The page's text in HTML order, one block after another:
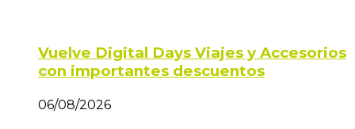
Vuelve Digital Days Viajes y Accesorios
con importantes descuentos
06/08/2026